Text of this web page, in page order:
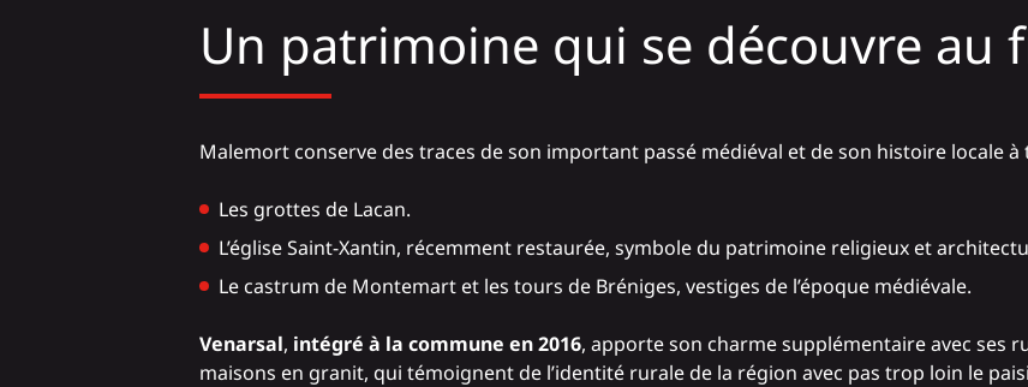
Un patrimoine qui se découvre au
Malemort conserve des traces de son important passé médiéval et de son histoire locale à
Les grottes de Lacan.
L’église Saint-Xantin, récemment restaurée, symbole du patrimoine religieux et
Le castrum de Montemart et les tours de Bréniges, vestiges de l’époque médiévale.
Venarsal, intégré à la commune en 2016, apporte son charme supplémentaire avec ses
maisons en granit, qui témoignent de l’identité rurale de la région avec pas trop loin le